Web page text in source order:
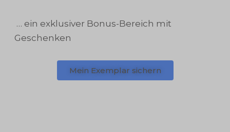
… ein exklusiver Bonus-Bereich mit
Geschenken
Mein Exemplar sichern